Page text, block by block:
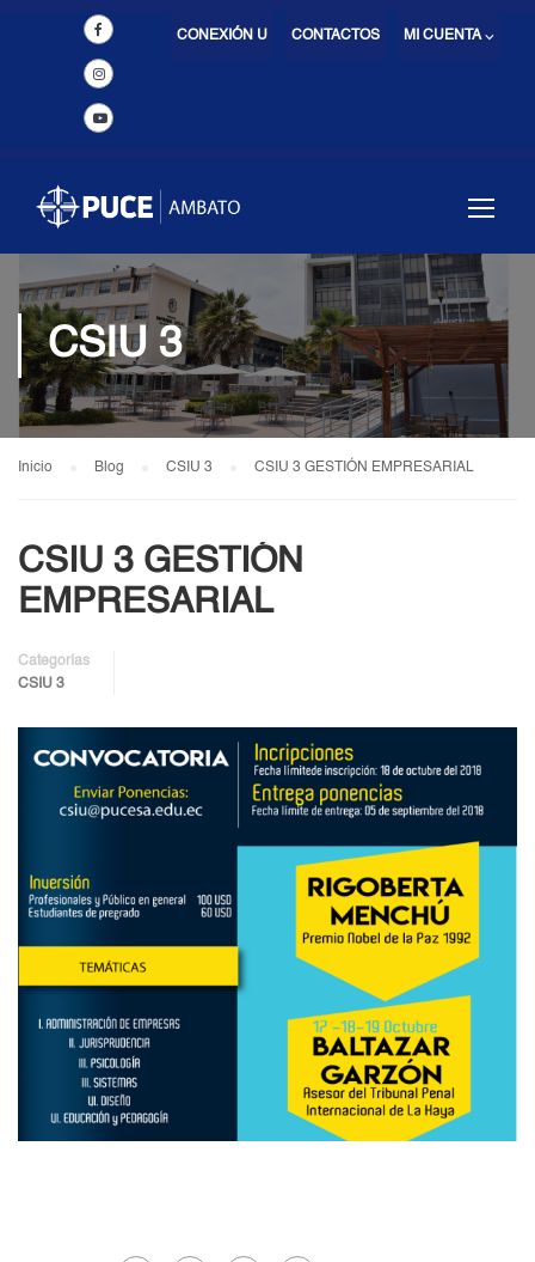
MI CUENTA ⌵
CONTACTOS
CONEXIÓN U
CSIU 3
Inicio Blog CSIU 3 CSIU 3 GESTIÓN EMPRESARIAL
CSIU 3 GESTIÓN
EMPRESARIAL
Categorías
CSIU 3